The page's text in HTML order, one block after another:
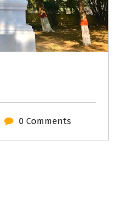
0 Comments